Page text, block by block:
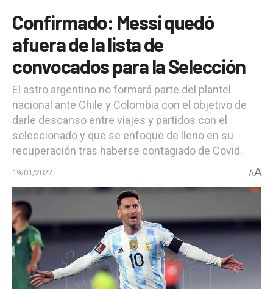
Confirmado: Messi quedó
afuera de la lista de
convocados para la Selección
El astro argentino no formará parte del plantel
nacional ante Chile y Colombia con el objetivo de
darle descanso entre viajes y partidos con el
seleccionado y que se enfoque de lleno en su
recuperación tras haberse contagiado de Covid.
19/01/2022 AA